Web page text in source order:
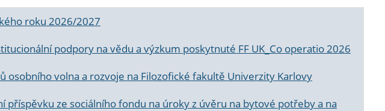
roku 2026/2027
podpory na vědu a výzkum poskytnuté FF UK_Co operatio 2026
osobního volna a rozvoje na Filozofické fakultě Univerzity Karlovy
příspěvku ze sociálního fondu na úroky z úvěru na bytové potřeby a na